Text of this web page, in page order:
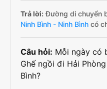
Trả lời:Đường di chuyển
Ninh Bình - Ninh Bình có
Câu hỏi: Mỗi ngày có
Ghế ngồi đi Hải
Bình?